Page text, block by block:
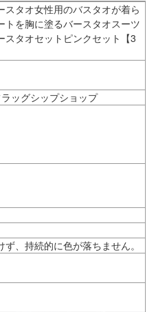
スタオ女性用のバスタオが着ら
トを胸に塗るバースタオスーツ
スタオセットピンクセット【3
ッグシップショップ
、持続的に色が落ちません。